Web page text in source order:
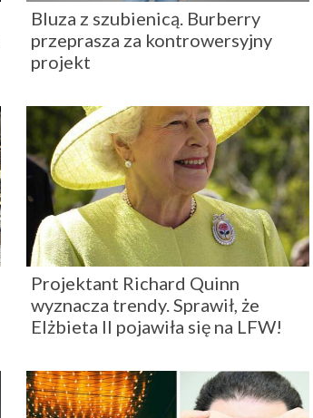
Bluza z szubienicą. Burberry
przeprasza za kontrowersyjny
projekt
Projektant Richard Quinn
wyznacza trendy. Sprawił, że
Elżbieta II pojawiła się na LFW!